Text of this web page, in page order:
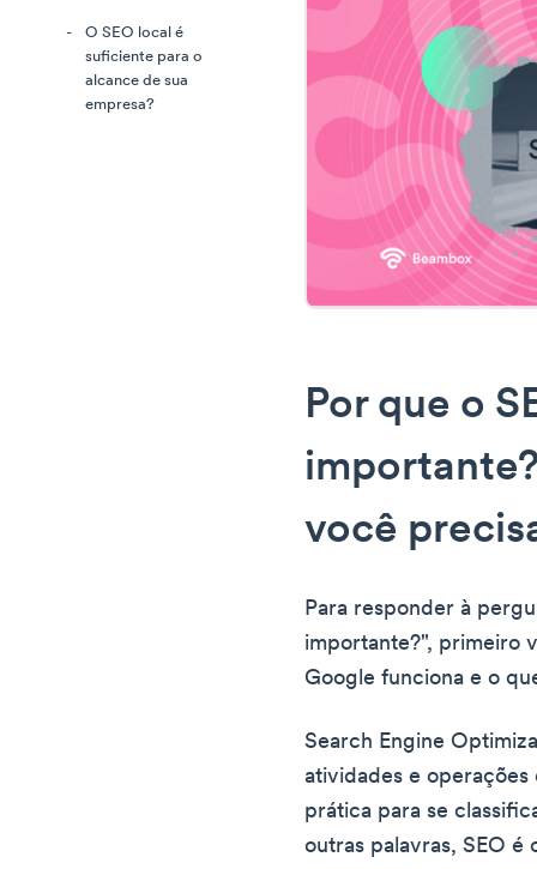
O SEO local é
suficiente para o
alcance de sua
empresa?
Por que o
você
Para responder à
importante?", primeiro
Google funciona e o
Search Engine
atividades e operações
prática para se
outras palavras, SEO é